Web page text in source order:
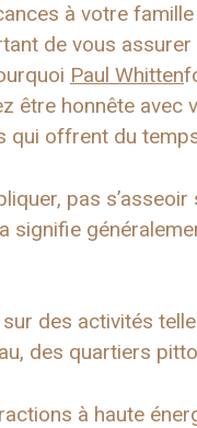
à votre
de vous
Paul Whitten
être honnête
offrent du
pas
signifie
des activités
des quartiers
à haute